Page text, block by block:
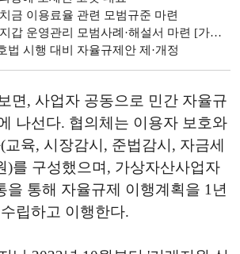
금 이용료율 관련 모범규준 마련
영관리 모범사례·해설서 마련 [가상자산 통신]
법 시행 대비 자율규제안 제·개정
면, 사업자 공동으로 민간 자율규
나선다. 협의체는 이용자 보호와
교육, 시장감시, 준법감시, 자금세
)를 구성했으며, 가상자산사업자
을 통해 자율규제 이행계획을 1년
립하고 이행한다.